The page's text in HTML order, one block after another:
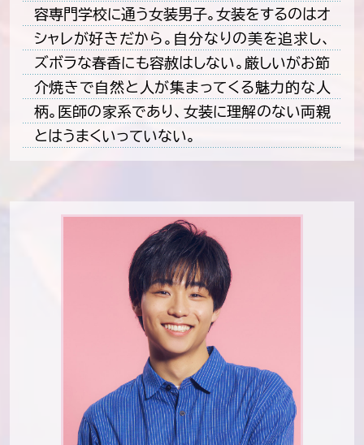
容専門学校に通う女装男子。女装をするのはオ
シャレが好きだから。自分なりの美を追求し、
ズボラな春香にも容赦はしない。厳しいがお節
介焼きで自然と人が集まってくる魅力的な人
柄。医師の家系であり、女装に理解のない両親
とはうまくいっていない。